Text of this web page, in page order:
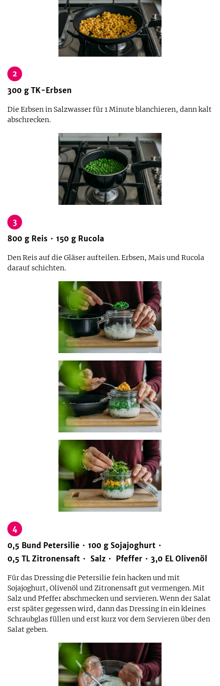
2
300 g TK-Erbsen
Die Erbsen in Salzwasser für 1 Minute blanchieren, dann kalt
abschrecken.
3
800 g Reis 150 g Rucola
Den Reis auf die Gläser aufteilen. Erbsen, Mais und Rucola
darauf schichten.
4
0,5 Bund Petersilie 100 g Sojajoghurt
0,5 TL Zitronensaft Salz Pfeffer 3,0 EL Olivenöl
Für das Dressing die Petersilie fein hacken und mit
Sojajoghurt, Olivenöl und Zitronensaft gut vermengen. Mit
Salz und Pfeffer abschmecken und servieren. Wenn der Salat
erst später gegessen wird, dann das Dressing in ein kleines
Schraubglas füllen und erst kurz vor dem Servieren über den
Salat geben.